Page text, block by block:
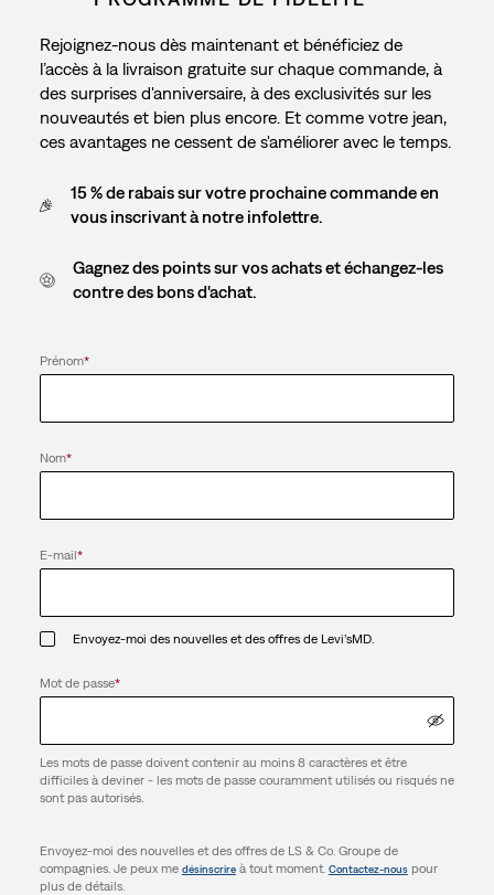
Rejoignez-nous dès maintenant et bénéficiez de
l’accès à la livraison gratuite sur chaque commande, à
des surprises d'anniversaire, à des exclusivités sur les
nouveautés et bien plus encore. Et comme votre jean,
ces avantages ne cessent de s'améliorer avec le temps.
15 % de rabais sur votre prochaine commande en
vous inscrivant à notre infolettre.
Gagnez des points sur vos achats et échangez-les
contre des bons d'achat.
Prénom*
Nom*
E-mail*
Envoyez-moi des nouvelles et des offres de Levi’sMD.
Mot de passe*
Les mots de passe doivent contenir au moins 8 caractères et être
difficiles à deviner - les mots de passe couramment utilisés ou risqués ne
sont pas autorisés.
Envoyez-moi des nouvelles et des offres de LS & Co. Groupe de
compagnies. Je peux me désinscrireà tout moment. Contactez-nouspour
plus de détails.